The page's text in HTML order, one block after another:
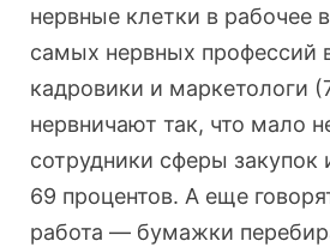
нервные клетки в рабочее
самых нервных профессий
кадровики и маркетологи
нервничают так, что мало
сотрудники сферы
69 процентов. А еще
работа — бумажки